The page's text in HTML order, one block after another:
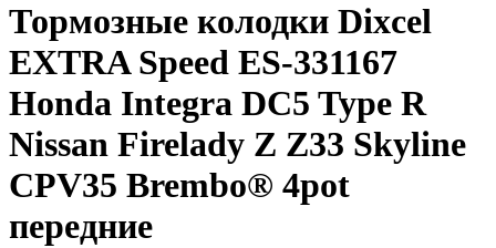
Тормозные колодки Dixcel
EXTRA Speed ES-331167
Honda Integra DC5 Type R
Nissan Firelady Z Z33 Skyline
CPV35 Brembo® 4pot
передние